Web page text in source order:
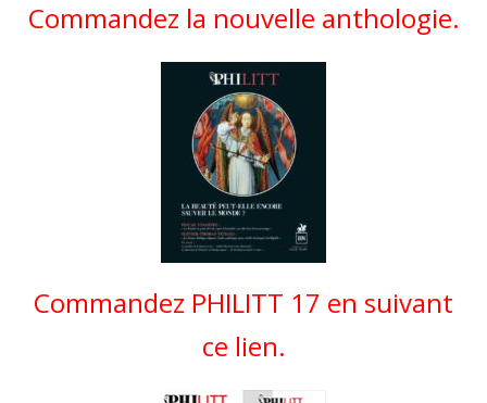
Commandez la nouvelle anthologie.
Commandez PHILITT 17 en suivant
ce lien.